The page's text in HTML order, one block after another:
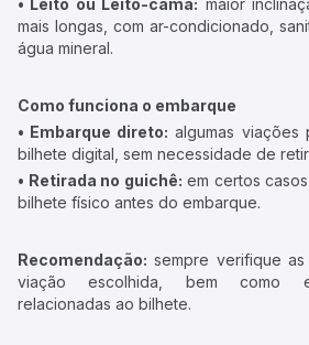
• Leito ou Leito-cama: maior
mais longas, com ar-condicionado,
água mineral.
Como funciona o embarque
• Embarque direto: algumas viações
bilhete digital, sem necessidade de
• Retirada no guichê: em certos
bilhete físico antes do embarque.
Recomendação: sempre verifique
viação escolhida, bem como
relacionadas ao bilhete.